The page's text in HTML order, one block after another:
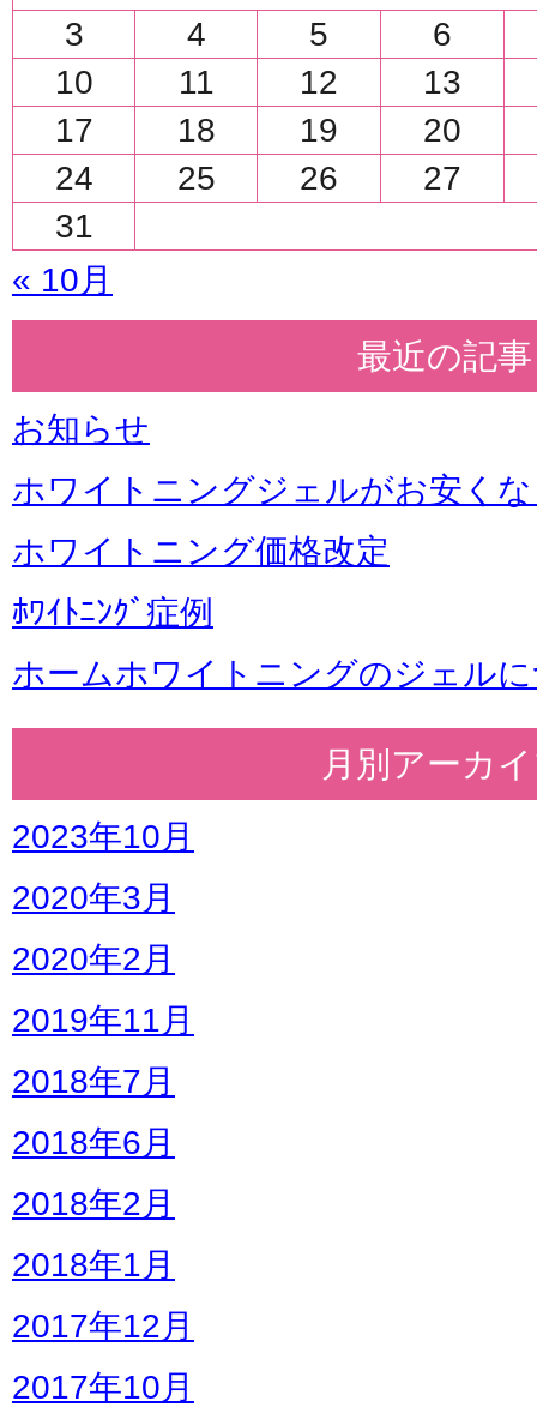
3 4 5
6
10
11 12
13
17
18 19
20
24
25 26
27
31
« 10月
最近の記事
お知らせ
ホワイトニングジェルがお安く
ホワイトニング価格改定
ﾎﾜｲﾄﾆﾝｸﾞ症例
ホームホワイトニングのジェル
月別アーカ
2023年10月
2020年3月
2020年2月
2019年11月
2018年7月
2018年6月
2018年2月
2018年1月
2017年12月
2017年10月